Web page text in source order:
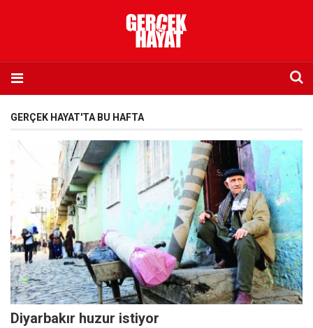
Künye
İletişim
Abone olmak istiyorum
Satış noktası listesi
Eksik sayıların temini
Sosyal Medya
Twitter
Facebook
GERÇEK HAYAT'TA BU HAFTA
Diyarbakır huzur istiyor